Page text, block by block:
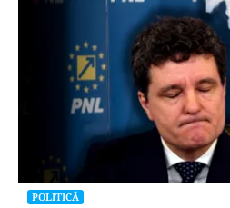
POLITICĂ